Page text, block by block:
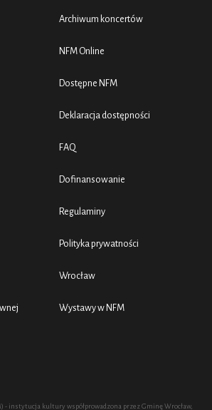
Archiwum koncertów
NFM Online
Dostępne NFM
Deklaracja dostępności
FAQ
Dofinansowanie
Regulaminy
Polityka prywatności
Wrocław
Wystawy w NFM
- instytucja kultury współprowadzona przez Gminę Wrocław,